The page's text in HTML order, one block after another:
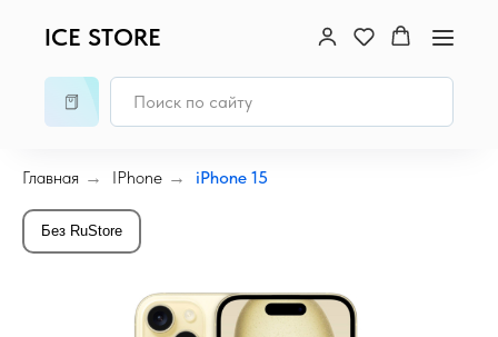
ICE STORE
Главная → IPhone → iPhone 15
Без RuStore